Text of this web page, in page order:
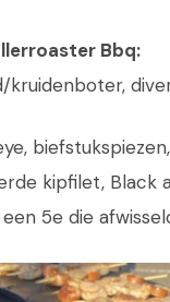
Bbq:
kruidenboter,
biefstukspiezen,
kipfilet, Black
5e die